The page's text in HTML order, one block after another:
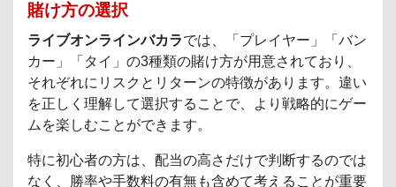
賭け方の選択
ライブオンラインバカラでは、「プレイヤー」「バン
カー」「タイ」の3種類の賭け方が用意されており、
それぞれにリスクとリターンの特徴があります。違い
を正しく理解して選択することで、より戦略的にゲー
ムを楽しむことができます。
特に初心者の方は、配当の高さだけで判断するのでは
なく、勝率や手数料の有無も含めて考えることが重要